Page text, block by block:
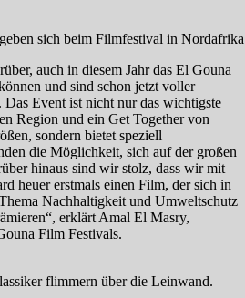
sich beim Filmfestival in
auch in diesem Jahr das El Gouna
und sind schon jetzt voller
Event ist nicht nur das wichtigste
Region und ein Get Together von
sondern bietet speziell
die Möglichkeit, sich auf der großen
hinaus sind wir stolz, dass wir mit
heuer erstmals einen Film, der sich in
Nachhaltigkeit und Umweltschutz
erklärt Amal El Masry,
Film Festivals.
flimmern über die Leinwand.